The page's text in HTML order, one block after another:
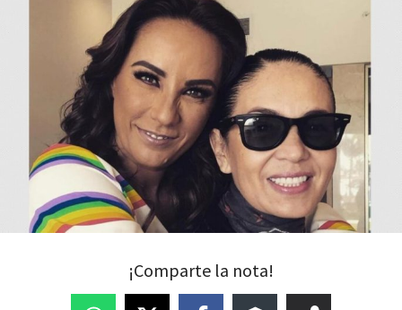
¡Comparte la nota!